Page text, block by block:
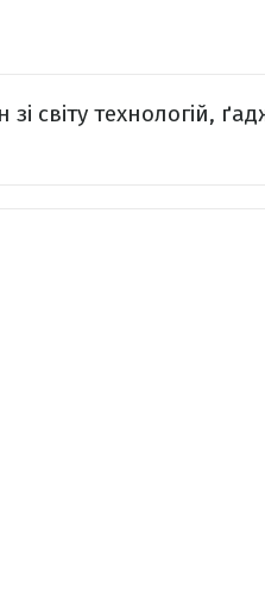
світу технологій,